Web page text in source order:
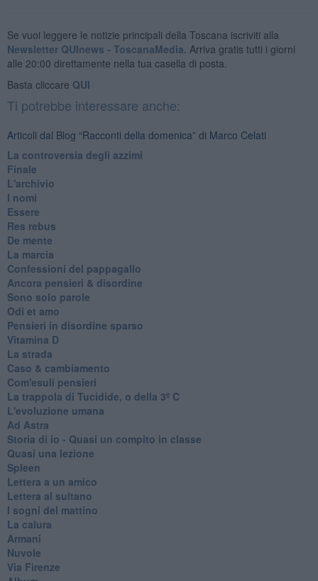
Se vuoi leggere le notizie principali della Toscana iscriviti alla
Newsletter QUInews - ToscanaMedia. Arriva gratis tutti i giorni
alle 20:00 direttamente nella tua casella di posta.
Basta cliccare QUI
Ti potrebbe interessare anche:
Articoli dal Blog “Racconti della domenica” di Marco Celati
La controversia degli azzimi
Finale
L'archivio
I nomi
Essere
Res rebus
De mente
La marcia
Confessioni del pappagallo
Ancora pensieri & disordine
Sono solo parole
Odi et amo
Pensieri in disordine sparso
Vitamina D
La strada
Caso & cambiamento
Com'esuli pensieri
La trappola di Tucidide, o della 3ª C
L'evoluzione umana
Ad Astra
Storia di io - Quasi un compito in classe
Quasi una lezione
Spleen
Lettera a un amico
Lettera al sultano
I sogni del mattino
La calura
Armani
Nuvole
Via Firenze